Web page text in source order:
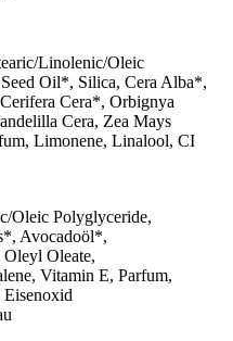
Linolenic/Oleic
Oil*, Silica, Cera Alba*,
Cera*, Orbignya
Cera, Zea Mays
Limonene, Linalool, CI
Oleic Polyglyceride,
Avocadoöl*,
Oleate,
Vitamin E, Parfum,